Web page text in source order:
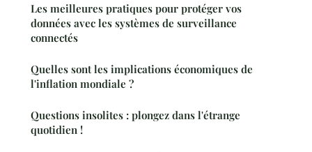
Les meilleures pratiques pour protéger vos
données avec les systèmes de surveillance
connectés
Quelles sont les implications économiques de
l'inflation mondiale ?
Questions insolites : plongez dans l'étrange
quotidien !